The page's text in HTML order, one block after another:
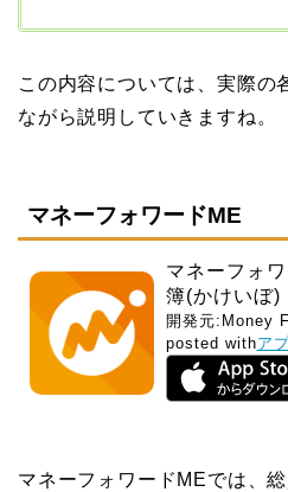
この内容については、実際の
ながら説明していきますね。
マネーフォワードME
マネーフォ
簿(かけいぼ)
開発元: Money
posted withア
マネーフォワードMEでは、